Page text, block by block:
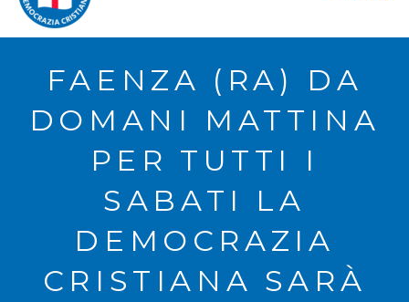
FAENZA (RA) DA
DOMANI MATTINA
PER TUTTI I
SABATI LA
DEMOCRAZIA
CRISTIANA SARÀ